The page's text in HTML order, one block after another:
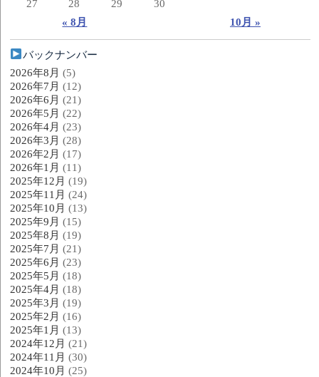
« 8月 10月 »
27
28 29 30
バックナンバー
2026年8月 (5)
2026年7月 (12)
2026年6月 (21)
2026年5月 (22)
2026年4月 (23)
2026年3月 (28)
2026年2月 (17)
2026年1月 (11)
2025年12月 (19)
2025年11月 (24)
2025年10月 (13)
2025年9月 (15)
2025年8月 (19)
2025年7月 (21)
2025年6月 (23)
2025年5月 (18)
2025年4月 (18)
2025年3月 (19)
2025年2月 (16)
2025年1月 (13)
2024年12月 (21)
2024年11月 (30)
2024年10月 (25)